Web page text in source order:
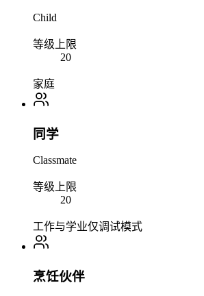
Child
等级上限
20
家庭
同学
Classmate
等级上限
20
工作与学业仅调试模式
烹饪伙伴